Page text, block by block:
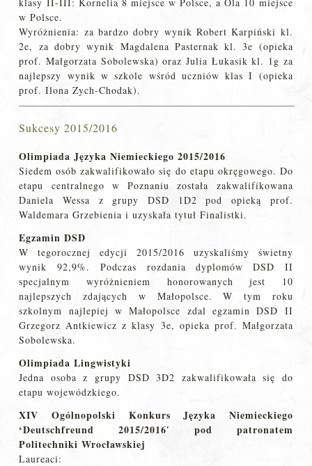
w Polsce.
Wyróżnienia: za bardzo dobry wynik Robert Karpiński kl.
2e, za dobry wynik Magdalena Pasternak kl. 3e (opieka
prof. Małgorzata Sobolewska) oraz Julia Łukasik kl. 1g za
najlepszy wynik w szkole wśród uczniów klas I (opieka
prof. Ilona Zych-Chodak).
Sukcesy 2015/2016
Olimpiada Języka Niemieckiego 2015/2016
Siedem osób zakwalifikowało się do etapu okręgowego. Do
etapu centralnego w Poznaniu została zakwalifikowana
Daniela Wessa z grupy DSD 1D2 pod opieką prof.
Waldemara Grzebienia i uzyskała tytuł Finalistki.
Egzamin DSD
W tegorocznej edycji 2015/2016 uzyskaliśmy świetny
wynik 92,9%. Podczas rozdania dyplomów DSD II
specjalnym wyróżnieniem honorowanych jest 10
najlepszych zdających w Małopolsce. W tym roku
szkolnym najlepiej w Małopolsce zdal egzamin DSD II
Grzegorz Antkiewicz z klasy 3e, opieka prof. Małgorzata
Sobolewska.
Olimpiada Lingwistyki
Jedna osoba z grupy DSD 3D2 zakwalifikowała się do
etapu wojewódzkiego.
XIV Ogólnopolski Konkurs Języka Niemieckiego
‘Deutschfreund 2015/2016′ pod patronatem
Politechniki Wrocławskiej
Laureaci: